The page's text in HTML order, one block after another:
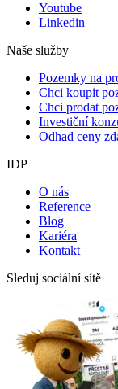
Youtube
Linkedin
Naše služby
Pozemky na
Chci koupit
Chci prodat
Investiční
Odhad ceny
IDP
O nás
Reference
Blog
Kariéra
Kontakt
Sleduj sociální sítě